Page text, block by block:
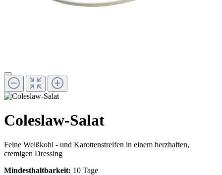
Coleslaw-Salat
Feine Weißkohl - und Karottenstreifen in einem herzhaften,
cremigen Dressing
Mindesthaltbarkeit: 10 Tage